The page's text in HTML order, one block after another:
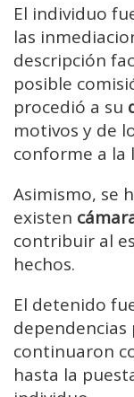
El individuo
las
descripción
posible
procedió a su
motivos y de
conforme a la
Asimismo, se
existen
contribuir al
hechos.
El detenido
dependencias
continuaron
hasta la